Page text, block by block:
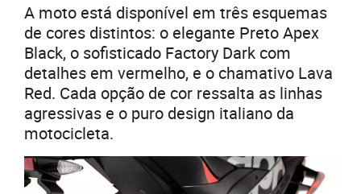
A moto está disponível em três esquemas
de cores distintos: o elegante Preto Apex
Black, o sofisticado Factory Dark com
detalhes em vermelho, e o chamativo Lava
Red. Cada opção de cor ressalta as linhas
agressivas e o puro design italiano da
motocicleta.